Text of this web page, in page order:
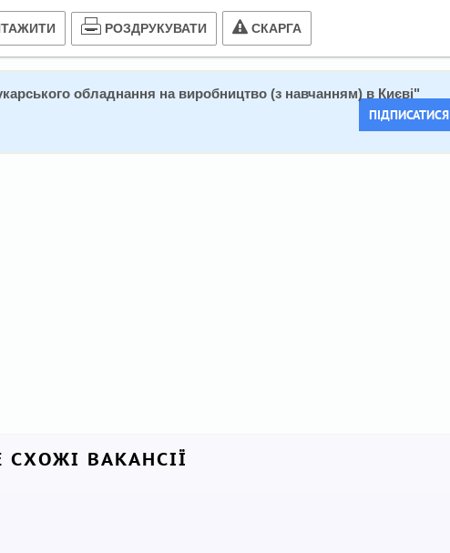
РОЗДРУКУВАТИ СКАРГА
обладнання на виробництво (з навчанням) в Києві"
ПІДПИСАТИСЯ
СХОЖІ ВАКАНСІЇ